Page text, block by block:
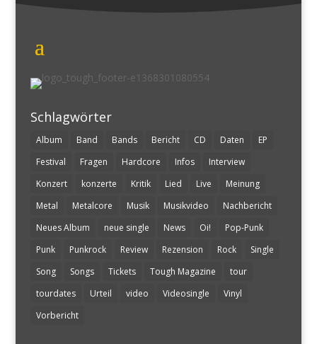
Schlagwörter
Album Band Bands Bericht CD Daten
EP
Festival
Fragen Hardcore Infos
Interview
Konzert
konzerte Kritik Lied Live
Meinung
Metal
Metalcore Musik Musikvideo
Nachbericht
Neues Album
neue single News Oi!
Pop-Punk
Punk
Punkrock Review Rezension Rock
Single
Song
Songs Tickets Tough Magazine
tour
tourdates
Urteil video Videosingle
Vinyl
Vorbericht